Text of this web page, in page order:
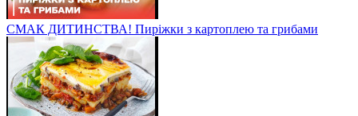
СМАК ДИТИНСТВА! Пиріжки з картоплею та грибами